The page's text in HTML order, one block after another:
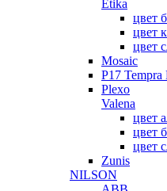
Etika
цвет
цвет
цвет
Mosaic
P17 Tempra
Plexo
Valena
цвет
цвет
цвет
Zunis
NILSON